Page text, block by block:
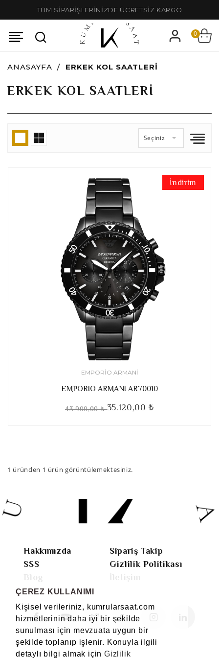
ÇEREZ KULLANIMI
Kişisel verileriniz, kumrularsaat.com
hizmetlerinin daha iyi bir şekilde
sunulması için mevzuata uygun bir
şekilde toplanıp işlenir. Konuyla ilgili
detaylı bilgi almak içinGizlilik
TÜM SİPARİŞLERİNİZDE ÜCRETSİZ KARGO
0
ANASAYFA ERKEK KOL SAATLERI
ERKEK KOL SAATLERI
Seçiniz
İndirim
EMPORIO ARMANI
EMPORIO ARMANI AR70010
43.900,00 ₺35.120,00 ₺
1 üründen 1 ürün görüntülemektesiniz.
Hakkımızda
Sipariş Takip
SSS
Gizlilik Politikası